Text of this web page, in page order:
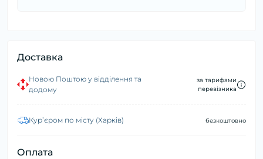
Доставка
Новою Поштою у відділення та
додому
за тарифами
перевізника
Курʼєром по місту (Харків) безкоштовно
Оплата